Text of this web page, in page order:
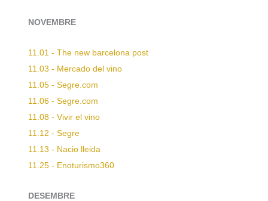
NOVEMBRE
11.01 - The new barcelona post
11.03 - Mercado del vino
11.05 - Segre.com
11.06 - Segre.com
11.08 - Vivir el vino
11.12 - Segre
11.13 - Nacio lleida
11.25 - Enoturismo360
DESEMBRE